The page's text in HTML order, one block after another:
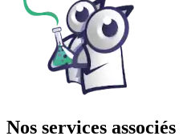
Nos services associés